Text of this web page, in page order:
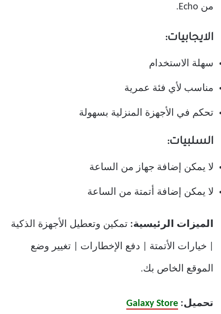
من Echo.
الايجابيات:
سهلة الاستخدام
مناسب لأي فئة عمرية
تحكم في الأجهزة المنزلية بسهولة
السلبيات:
لا يمكن إضافة جهاز من الساعة
لا يمكن إضافة أتمتة من الساعة
الميزات الرئيسية: تمكين وتعطيل الأجهزة الذكية
| خيارات الأتمتة | دفع الإخطارات | تغيير وضع
الموقع الخاص بك.
تحميل: Galaxy Store